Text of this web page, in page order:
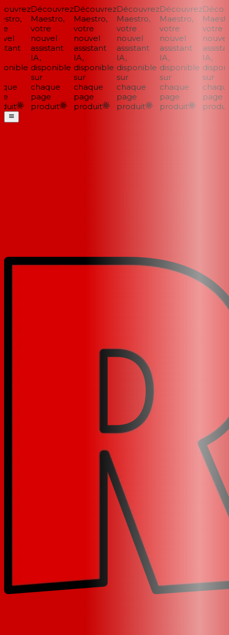
Découvrez
Maestro,
votre
nouvel
assistant
IA,
disponible
sur
chaque
page
produit
Découvrez
Maestro,
votre
nouvel
assistant
IA,
disponible
sur
chaque
page
produit
Découvrez
Maestro,
votre
nouvel
assistant
IA,
disponible
sur
chaque
page
produit
Découvrez
Maestro,
votre
nouvel
assistant
IA,
disponible
sur
chaque
page
produit
votre
nouvel
IA,
sur
chaque
page
produit